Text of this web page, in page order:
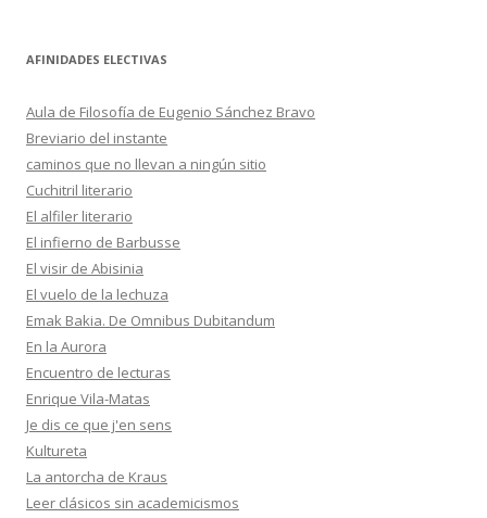
AFINIDADES ELECTIVAS
Aula de Filosofía de Eugenio Sánchez Bravo
Breviario del instante
caminos que no llevan a ningún sitio
Cuchitril literario
El alfiler literario
El infierno de Barbusse
El visir de Abisinia
El vuelo de la lechuza
Emak Bakia. De Omnibus Dubitandum
En la Aurora
Encuentro de lecturas
Enrique Vila-Matas
Je dis ce que j'en sens
Kultureta
La antorcha de Kraus
Leer clásicos sin academicismos